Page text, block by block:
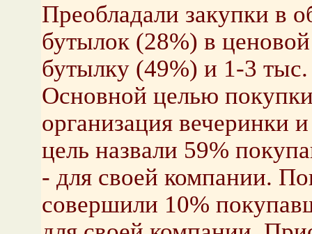
Преобладали закупки в
бутылок (28%) в
бутылку (49%) и 1-3
Основной целью
организация вечеринки
цель назвали 59%
- для своей компании.
совершили 10%